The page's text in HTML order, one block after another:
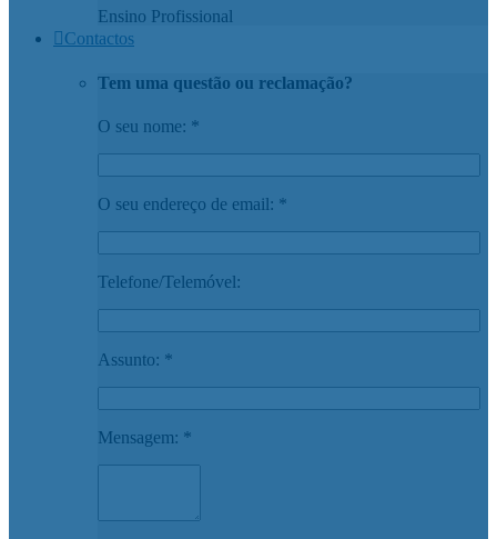
Ensino Profissional
Contactos
Tem uma questão ou reclamação?
O seu nome: *
O seu endereço de email: *
Telefone/Telemóvel:
Assunto: *
Mensagem: *